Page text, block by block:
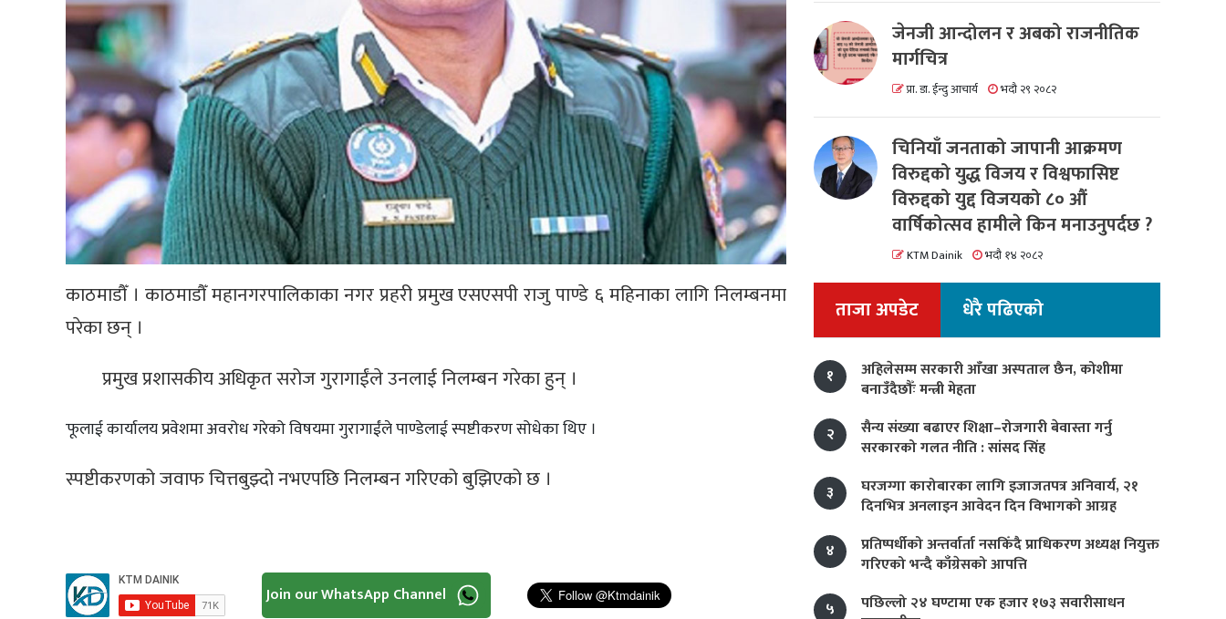
काठमाडौँ । काठमाडौँ महानगरपालिकाका नगर प्रहरी प्रमुख एसएसपी राजु पाण्डे ६ महिनाका लागि निलम्बनमा
परेका छन् ।
प्रमुख प्रशासकीय अधिकृत सरोज गुरागाईंले उनलाई निलम्बन गरेका हुन् ।
आफूलाई कार्यालय प्रवेशमा अवरोध गरेको विषयमा गुरागाईंले पाण्डेलाई स्पष्टीकरण सोधेका थिए ।
स्पष्टीकरणको जवाफ चित्तबुझ्दो नभएपछि निलम्बन गरिएको बुझिएको छ ।
Join our WhatsApp Channel
जेनजी आन्दोलन र अबको राजनीतिक
मार्गचित्र
प्रा. डा. ईन्दु आचार्य भदौ २९ २०८२
चिनियाँ जनताको जापानी आक्रमण
विरुद्दको युद्ध विजय र विश्वफासिष्ट
विरुद्दको युद्द विजयको ८० औं
वार्षिकोत्सव हामीले किन मनाउनुपर्दछ ?
KTM Dainik भदौ १४ २०८२
ताजा अपडेट धेरै पढिएको
१
अहिलेसम्म सरकारी आँखा अस्पताल छैन, कोशीमा
बनाउँदैछौँः मन्त्री मेहता
२
सैन्य संख्या बढाएर शिक्षा–रोजगारी बेवास्ता गर्नु
सरकारको गलत नीति : सांसद सिंह
३
घरजग्गा कारोबारका लागि इजाजतपत्र अनिवार्य, २१
दिनभित्र अनलाइन आवेदन दिन विभागको आग्रह
४
प्रतिष्पर्धीको अन्तर्वार्ता नसकिँदै प्राधिकरण अध्यक्ष नियुक्त
गरिएको भन्दै काँग्रेसको आपत्ति
५
पछिल्लो २४ घण्टामा एक हजार १७३ सवारीसाधन